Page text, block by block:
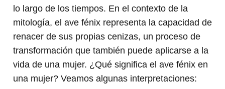
lo largo de los tiempos. En el contexto de la
mitología, el ave fénix representa la capacidad de
renacer de sus propias cenizas, un proceso de
transformación que también puede aplicarse a la
vida de una mujer. ¿Qué significa el ave fénix en
una mujer? Veamos algunas interpretaciones: